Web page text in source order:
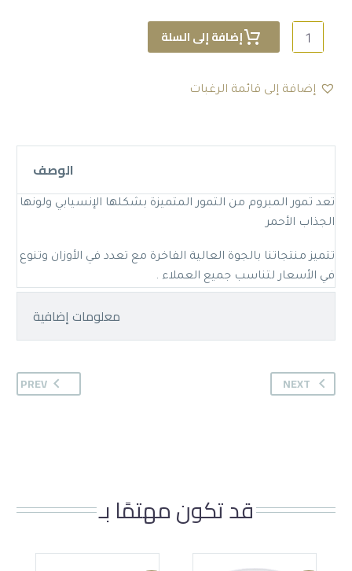
كمية
تمر
فاخر
غ
إضافة إلى السلة
إضافة إلى قائمة الرغبات
الوصف
تعد تمور المبروم من التمور المتميزة بشكلها الإنسيابي ولونها
الجذاب الأحمر
تتميز منتجاتنا بالجوة العالية الفاخرة مع تعدد في الأوزان وتنوع
في الأسعار لتناسب جميع العملاء .
معلومات إضافية
PREV NEXT
قد تكون مهتمًا بـ